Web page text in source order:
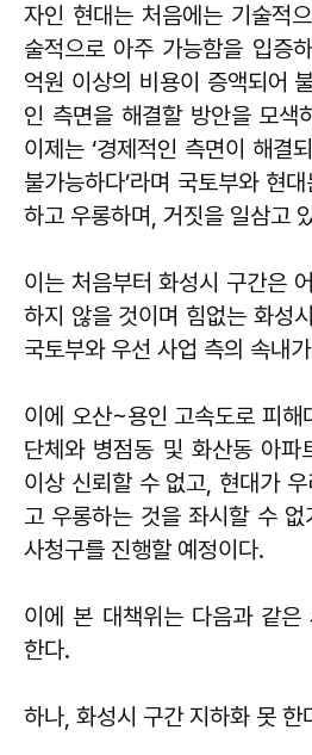
자인 현대는 처음에는 기술적
술적으로 아주 가능함을 입증
억원 이상의 비용이 증액되어
인 측면을 해결할 방안을 모색
이제는 ‘경제적인 측면이 해결
불가능하다’라며 국토부와 현
하고 우롱하며, 거짓을 일삼고
이는 처음부터 화성시 구간은
하지 않을 것이며 힘없는 화성
국토부와 우선 사업 측의 속내
이에 오산~용인 고속도로 피해
단체와 병점동 및 화산동 아파
이상 신뢰할 수 없고, 현대가
고 우롱하는 것을 좌시할 수
사청구를 진행할 예정이다.
이에 본 대책위는 다음과 같은
한다.
하나, 화성시 구간 지하화 못 한